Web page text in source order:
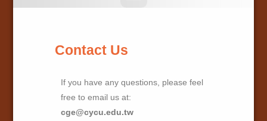
Contact Us
If you have any questions, please feel
free to email us at:
cge@cycu.edu.tw